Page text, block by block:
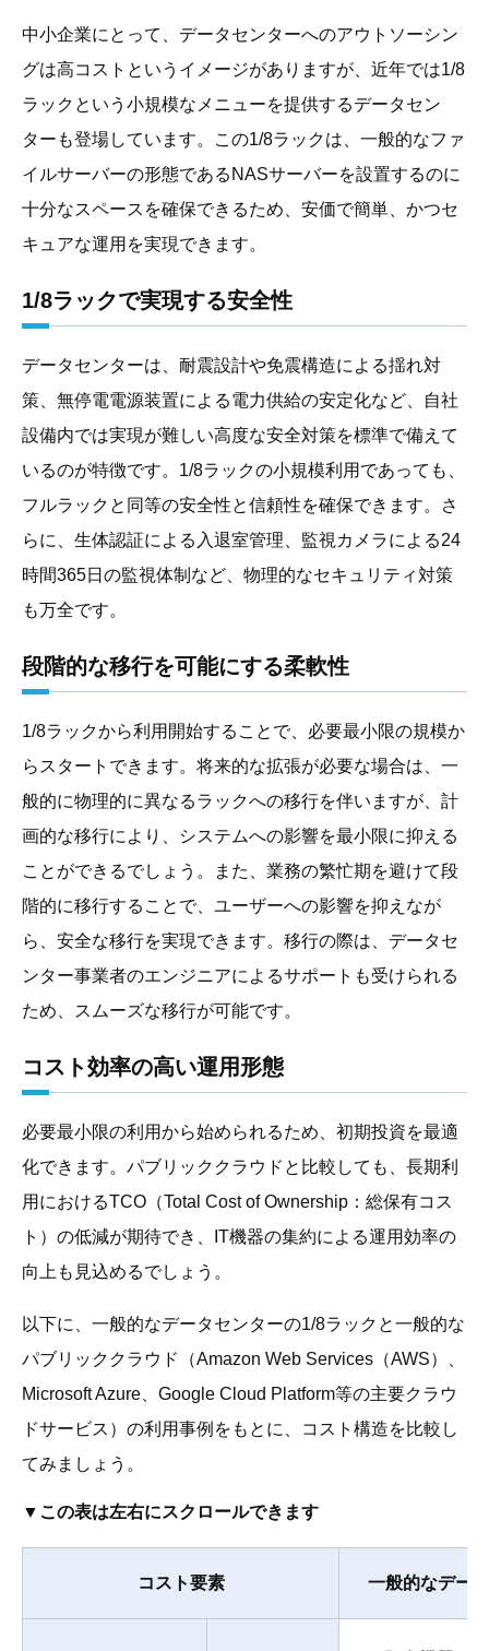
中小企業にとって、データセンターへのアウトソーシン
グは高コストというイメージがありますが、近年では1/8
ラックという小規模なメニューを提供するデータセン
ターも登場しています。この1/8ラックは、一般的なファ
イルサーバーの形態であるNASサーバーを設置するのに
十分なスペースを確保できるため、安価で簡単、かつセ
キュアな運用を実現できます。
1/8ラックで実現する安全性
データセンターは、耐震設計や免震構造による揺れ対
策、無停電電源装置による電力供給の安定化など、自社
設備内では実現が難しい高度な安全対策を標準で備えて
いるのが特徴です。1/8ラックの小規模利用であっても、
フルラックと同等の安全性と信頼性を確保できます。さ
らに、生体認証による入退室管理、監視カメラによる24
時間365日の監視体制など、物理的なセキュリティ対策
も万全です。
段階的な移行を可能にする柔軟性
1/8ラックから利用開始することで、必要最小限の規模か
らスタートできます。将来的な拡張が必要な場合は、一
般的に物理的に異なるラックへの移行を伴いますが、計
画的な移行により、システムへの影響を最小限に抑える
ことができるでしょう。また、業務の繁忙期を避けて段
階的に移行することで、ユーザーへの影響を抑えなが
ら、安全な移行を実現できます。移行の際は、データセ
ンター事業者のエンジニアによるサポートも受けられる
ため、スムーズな移行が可能です。
コスト効率の高い運用形態
必要最小限の利用から始められるため、初期投資を最適
化できます。パブリッククラウドと比較しても、長期利
用におけるTCO（Total Cost of Ownership：総保有コス
ト）の低減が期待でき、IT機器の集約による運用効率の
向上も見込めるでしょう。
以下に、一般的なデータセンターの1/8ラックと一般的な
パブリッククラウド（Amazon Web Services（AWS）、
Microsoft Azure、Google Cloud Platform等の主要クラウ
ドサービス）の利用事例をもとに、コスト構造を比較し
てみましょう。
コスト要素 一般的なデー